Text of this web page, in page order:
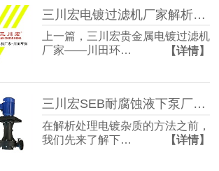
三川宏电镀过滤机厂家解析电刷镀技术工艺流程
上一篇，三川宏贵金属电镀过滤机
厂家——川田环…
【详情】
三川宏SEB耐腐蚀液下泵厂家解析电镀杂质的处理方法
在解析处理电镀杂质的方法之前，
我们先来了解下…
【详情】